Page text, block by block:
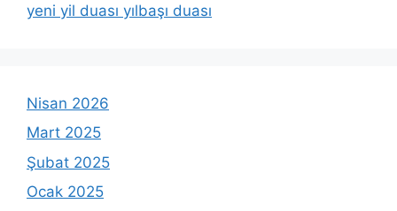
yeni yil duası yılbaşı duası
Nisan 2026
Mart 2025
Şubat 2025
Ocak 2025